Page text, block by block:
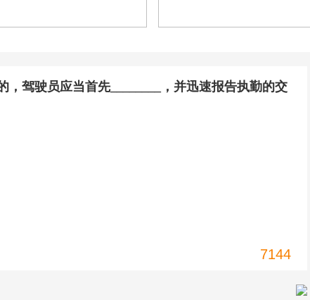
驾驶员应当首先________，并迅速报告执勤的交
7144